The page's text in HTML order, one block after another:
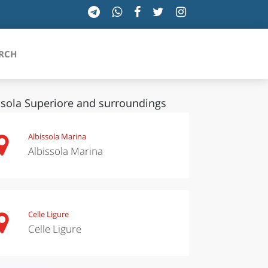
TOSCANA
VALLE D'AOSTA
Superiore and surroundings
Albissola Marina
Albissola Marina
Celle Ligure
Celle Ligure